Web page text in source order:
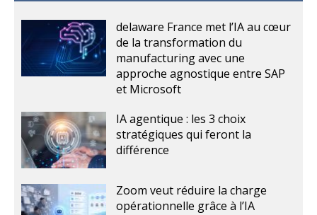
delaware France met l’IA au cœur
de la transformation du
manufacturing avec une
approche agnostique entre SAP
et Microsoft
IA agentique : les 3 choix
stratégiques qui feront la
différence
Zoom veut réduire la charge
opérationnelle grâce à l’IA